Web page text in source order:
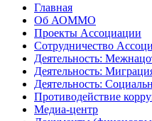
Главная
Об АОММО
Проекты Ассоциации
Сотрудничество
Деятельность:
Деятельность:
Деятельность:
Противодействие
Медиа-центр